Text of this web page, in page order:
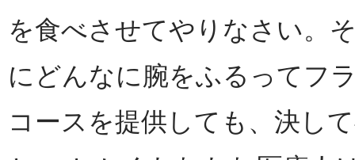
を食べさせてやりなさい。
にどんなに腕をふるってフ
コースを提供しても、決し